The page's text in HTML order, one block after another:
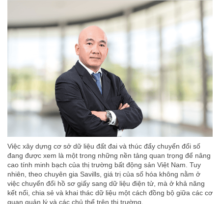
Việc xây dựng cơ sở dữ liệu đất đai và thúc đẩy chuyển đổi số
đang được xem là một trong những nền tảng quan trọng để nâng
cao tính minh bạch của thị trường bất động sản Việt Nam. Tuy
nhiên, theo chuyên gia Savills, giá trị của số hóa không nằm ở
việc chuyển đổi hồ sơ giấy sang dữ liệu điện tử, mà ở khả năng
kết nối, chia sẻ và khai thác dữ liệu một cách đồng bộ giữa các cơ
quan quản lý và các chủ thể trên thị trường.